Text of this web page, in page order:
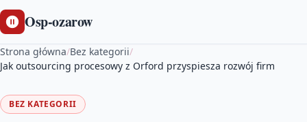
Osp-ozarow
Strona główna/Bez kategorii/
Jak outsourcing procesowy z Orford przyspiesza rozwój firm
BEZ KATEGORII